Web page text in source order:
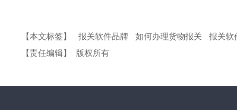
【本文标签】 报关软件品牌 如何办理货物报关 报关软
【责任编辑】
版权所有